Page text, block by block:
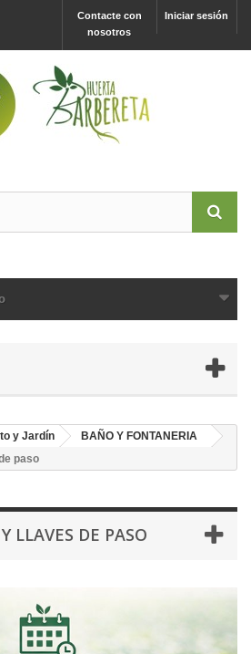
Iniciar sesión
Contacte con
nosotros
y Jardín
BAÑO Y FONTANERIA
paso
LLAVES DE PASO